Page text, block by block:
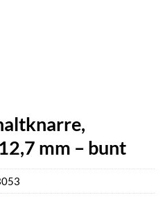
mm – bunt